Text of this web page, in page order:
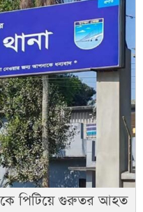
পিটিয়ে গুরুতর আহত